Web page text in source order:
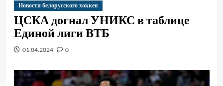
Новости белорусского хоккея
ЦСКА догнал УНИКС в таблице
Единой лиги ВТБ
01.04.2024 0